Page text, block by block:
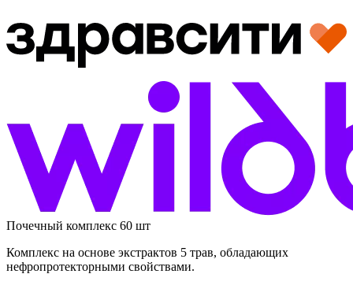
Почечный комплекс 60 шт
Комплекс на основе экстрактов 5 трав, обладающих
нефропротекторными свойствами.